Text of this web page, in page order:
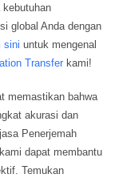
global Anda dengan
sini untuk mengenal
Transfer kami!
memastikan bahwa
akurasi dan
Penerjemah
dapat membantu
Temukan